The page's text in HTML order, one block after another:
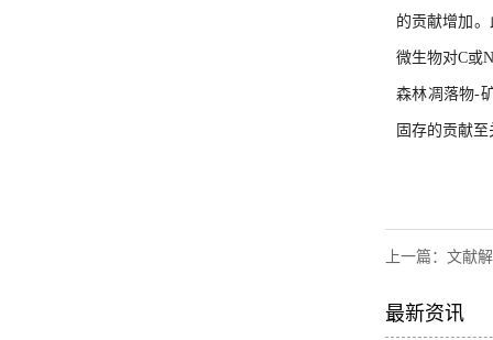
的贡献增加
微生物对C或
森林凋落物-
固存的贡献
上一篇： 文献
最新资讯